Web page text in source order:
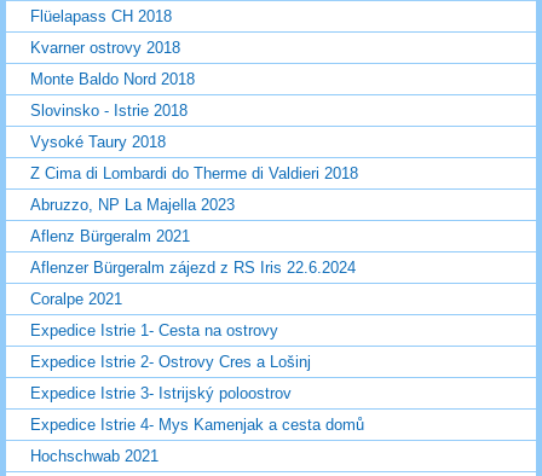
Flüelapass CH 2018
Kvarner ostrovy 2018
Monte Baldo Nord 2018
Slovinsko - Istrie 2018
Vysoké Taury 2018
Z Cima di Lombardi do Therme di Valdieri 2018
Abruzzo, NP La Majella 2023
Aflenz Bürgeralm 2021
Aflenzer Bürgeralm zájezd z RS Iris 22.6.2024
Coralpe 2021
Expedice Istrie 1- Cesta na ostrovy
Expedice Istrie 2- Ostrovy Cres a Lošinj
Expedice Istrie 3- Istrijský poloostrov
Expedice Istrie 4- Mys Kamenjak a cesta domů
Hochschwab 2021